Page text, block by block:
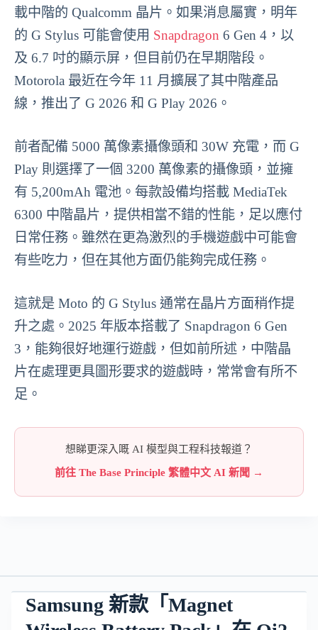
載中階的 Qualcomm 晶片。如果消息屬實，明年
的 G Stylus 可能會使用 Snapdragon 6 Gen 4，以
及 6.7 吋的顯示屏，但目前仍在早期階段。
Motorola 最近在今年 11 月擴展了其中階產品
線，推出了 G 2026 和 G Play 2026。
前者配備 5000 萬像素攝像頭和 30W 充電，而 G
Play 則選擇了一個 3200 萬像素的攝像頭，並擁
有 5,200mAh 電池。每款設備均搭載 MediaTek
6300 中階晶片，提供相當不錯的性能，足以應付
日常任務。雖然在更為激烈的手機遊戲中可能會
有些吃力，但在其他方面仍能夠完成任務。
這就是 Moto 的 G Stylus 通常在晶片方面稍作提
升之處。2025 年版本搭載了 Snapdragon 6 Gen
3，能夠很好地運行遊戲，但如前所述，中階晶
片在處理更具圖形要求的遊戲時，常常會有所不
足。
想睇更深入嘅 AI 模型與工程科技報道？
前往 The Base Principle 繁體中文 AI 新聞 →
Samsung 新款「Magnet